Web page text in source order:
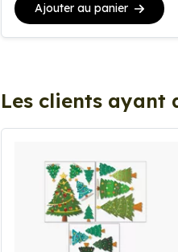
Ajouter au panier
Les clients ayant